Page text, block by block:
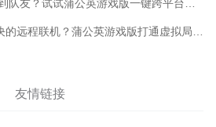
僵尸毁灭工程联机怎么找到队友？试试蒲公英游戏版一键跨平台联机
如何轻松实现bno跨界对决的远程联机？蒲公英游戏版打通虚拟局域网，异地组网畅快对战
友情链接